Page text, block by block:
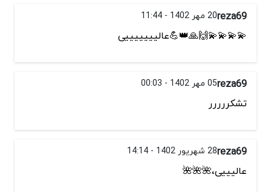
reza6920 مهر 1402 - 11:44
💫💫💫💫🙌🙏👑💪عالیییییییی
reza6905 مهر 1402 - 00:03
تشکررررر
reza6928 شهریور 1402 - 14:14
عالیییی،🌺🌺🌺